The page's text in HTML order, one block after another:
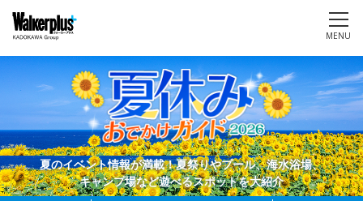
MENU
夏のイベント情報が満載！夏祭りやプール、海水浴場、
キャンプ場など遊べるスポットを大紹介